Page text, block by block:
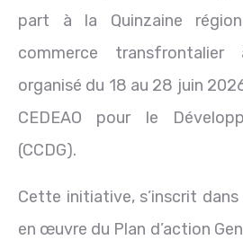
part à la Quinzaine
commerce
organisé du 18 au 28 juin
CEDEAO pour le
(CCDG).
Cette initiative, s’inscrit
en œuvre du Plan d’action